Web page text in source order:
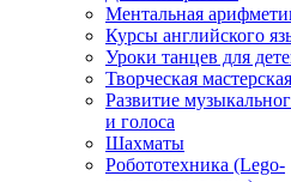
Ментальная
Курсы английского
Уроки танцев для
Творческая мастерская
Развитие
и голоса
Шахматы
Робототехника (Lego-